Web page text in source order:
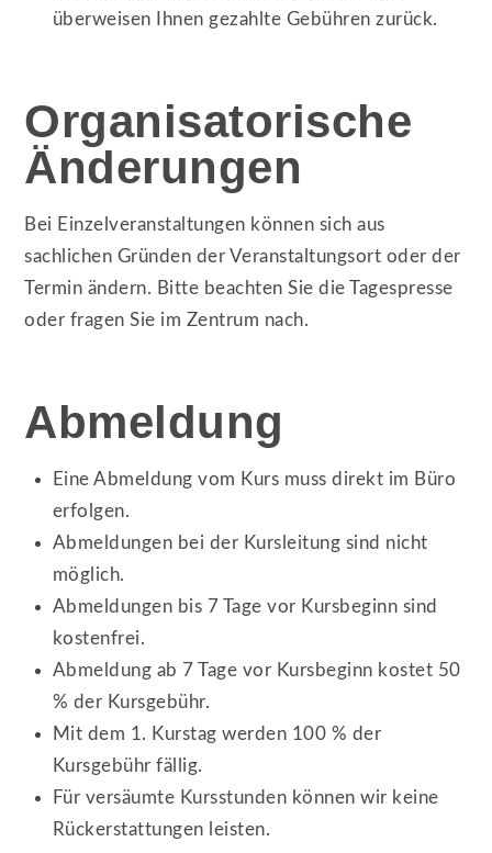
überweisen Ihnen gezahlte Gebühren zurück.
Organisatorische
Änderungen
Bei Einzelveranstaltungen können sich aus
sachlichen Gründen der Veranstaltungsort oder der
Termin ändern. Bitte beachten Sie die Tagespresse
oder fragen Sie im Zentrum nach.
Abmeldung
Eine Abmeldung vom Kurs muss direkt im Büro
erfolgen.
Abmeldungen bei der Kursleitung sind nicht
möglich.
Abmeldungen bis 7 Tage vor Kursbeginn sind
kostenfrei.
Abmeldung ab 7 Tage vor Kursbeginn kostet 50
% der Kursgebühr.
Mit dem 1. Kurstag werden 100 % der
Kursgebühr fällig.
Für versäumte Kursstunden können wir keine
Rückerstattungen leisten.